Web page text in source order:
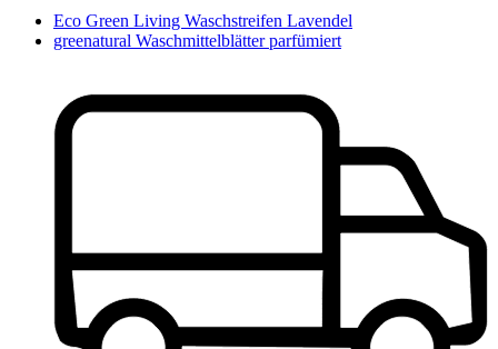
Eco Green Living Waschstreifen Lavendel
greenatural Waschmittelblätter parfümiert